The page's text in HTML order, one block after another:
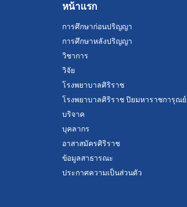
หน้าแรก
การศึกษาก่อนปริญญา
การศึกษาหลังปริญญา
วิชาการ
วิจัย
โรงพยาบาลศิริราช
โรงพยาบาลศิริราช ปิยมหาราชการุณย์
บริจาค
บุคลากร
อาสาสมัครศิริราช
ข้อมูลสาธารณะ
ประกาศความเป็นส่วนตัว